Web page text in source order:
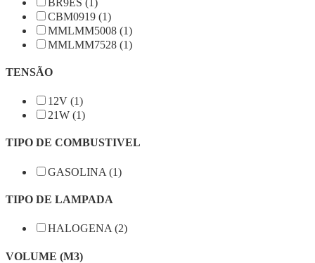
CBM0919 (1)
MMLMM5008 (1)
MMLMM7528 (1)
TENSÃO
12V (1)
21W (1)
TIPO DE COMBUSTIVEL
GASOLINA (1)
TIPO DE LAMPADA
HALOGENA (2)
VOLUME (M3)